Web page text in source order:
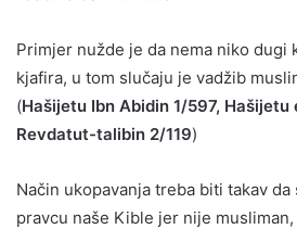
Primjer nužde je da nema niko dugi
kjafira, u tom slučaju je vadžib
(Hašijetu Ibn Abidin 1/597,
Revdatut-talibin 2/119)
Način ukopavanja treba biti takav da
pravcu naše Kible jer nije